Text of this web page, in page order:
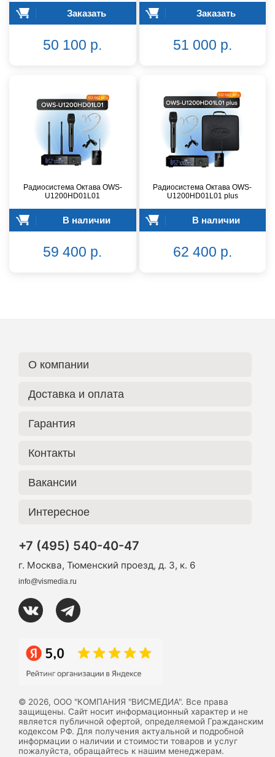
Заказать
50 100 р.
Заказать
51 000 р.
Радиосистема Октава OWS-
U1200HD01L01
В наличии
59 400 р.
Радиосистема Октава OWS-
U1200HD01L01 plus
В наличии
62 400 р.
О компании
Доставка и оплата
Гарантия
Контакты
Вакансии
Интересное
+7 (495) 540-40-47
г. Москва, Тюменский проезд, д. 3, к. 6
info@vismedia.ru
© 2026, ООО "КОМПАНИЯ "ВИСМЕДИА". Все права
защищены. Сайт носит информационный характер и не
является публичной офертой, определяемой Гражданским
кодексом РФ. Для получения актуальной и подробной
информации о наличии и стоимости товаров и услуг
пожалуйста, обращайтесь к нашим менеджерам.